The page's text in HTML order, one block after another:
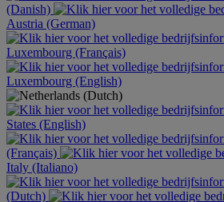
(Danish)
Austria (German)
Luxembourg (Français)
Luxembourg (English)
States (English)
(Français)
Italy (Italiano)
(Dutch)